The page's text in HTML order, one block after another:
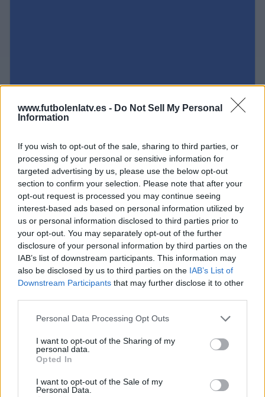
www.futbolenlatv.es - Do Not Sell My Personal
Information
If you wish to opt-out of the sale, sharing to third parties, or
processing of your personal or sensitive information for
targeted advertising by us, please use the below opt-out
section to confirm your selection. Please note that after your
opt-out request is processed you may continue seeing
interest-based ads based on personal information utilized by
us or personal information disclosed to third parties prior to
your opt-out. You may separately opt-out of the further
disclosure of your personal information by third parties on the
IAB’s list of downstream participants. This information may
also be disclosed by us to third parties on the IAB’s List of
Downstream Participants that may further disclose it to other
Personal Data Processing Opt Outs
I want to opt-out of the Sharing of my
personal data.
Opted In
I want to opt-out of the Sale of my
Personal Data.
Racing Santander
Elche